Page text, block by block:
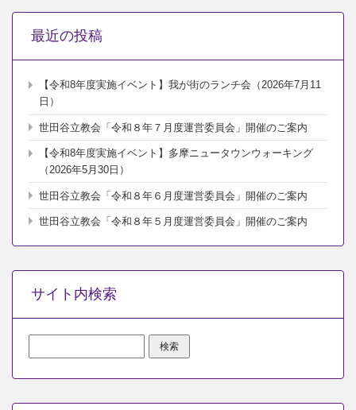
最近の投稿
【令和8年度実施イベント】我が街のランチ会（2026年7月11
日）
世田谷立教会「令和８年７月度運営委員会」開催のご案内
【令和8年度実施イベント】多摩ニュータウンウォーキング
（2026年5月30日）
世田谷立教会「令和８年６月度運営委員会」開催のご案内
世田谷立教会「令和８年５月度運営委員会」開催のご案内
サイト内検索
索: